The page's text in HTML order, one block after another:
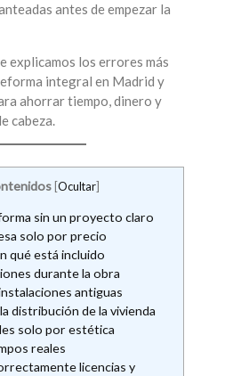
antes de empezar la
explicamos los errores más
integral en Madrid y
ahorrar tiempo, dinero y
cabeza.
[Ocultar]
sin un proyecto claro
solo por precio
qué está incluido
durante la obra
antiguas
distribución de la vivienda
solo por estética
reales
licencias y